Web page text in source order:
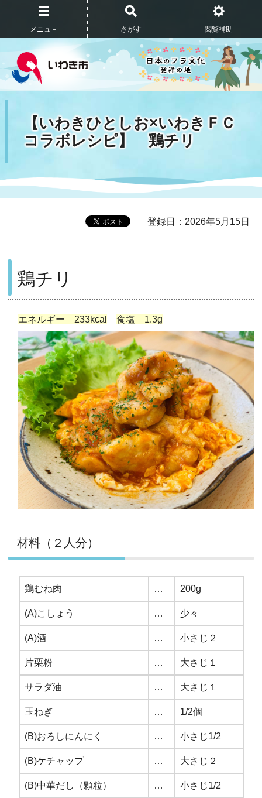
メニュ－ さがす 閲覧補助
【いわきひとしお×いわきＦＣ
コラボレシピ】 鶏チリ
登録日：2026年5月15日
鶏チリ
エネルギー 233kcal 食塩 1.3g
材料（２人分）
鶏むね肉 … 200g
(A)こしょう … 少々
(A)酒 … 小さじ２
片栗粉 … 大さじ１
サラダ油 … 大さじ１
玉ねぎ … 1/2個
(B)おろしにんにく … 小さじ1/2
(B)ケチャップ … 大さじ２
(B)中華だし（顆粒） … 小さじ1/2